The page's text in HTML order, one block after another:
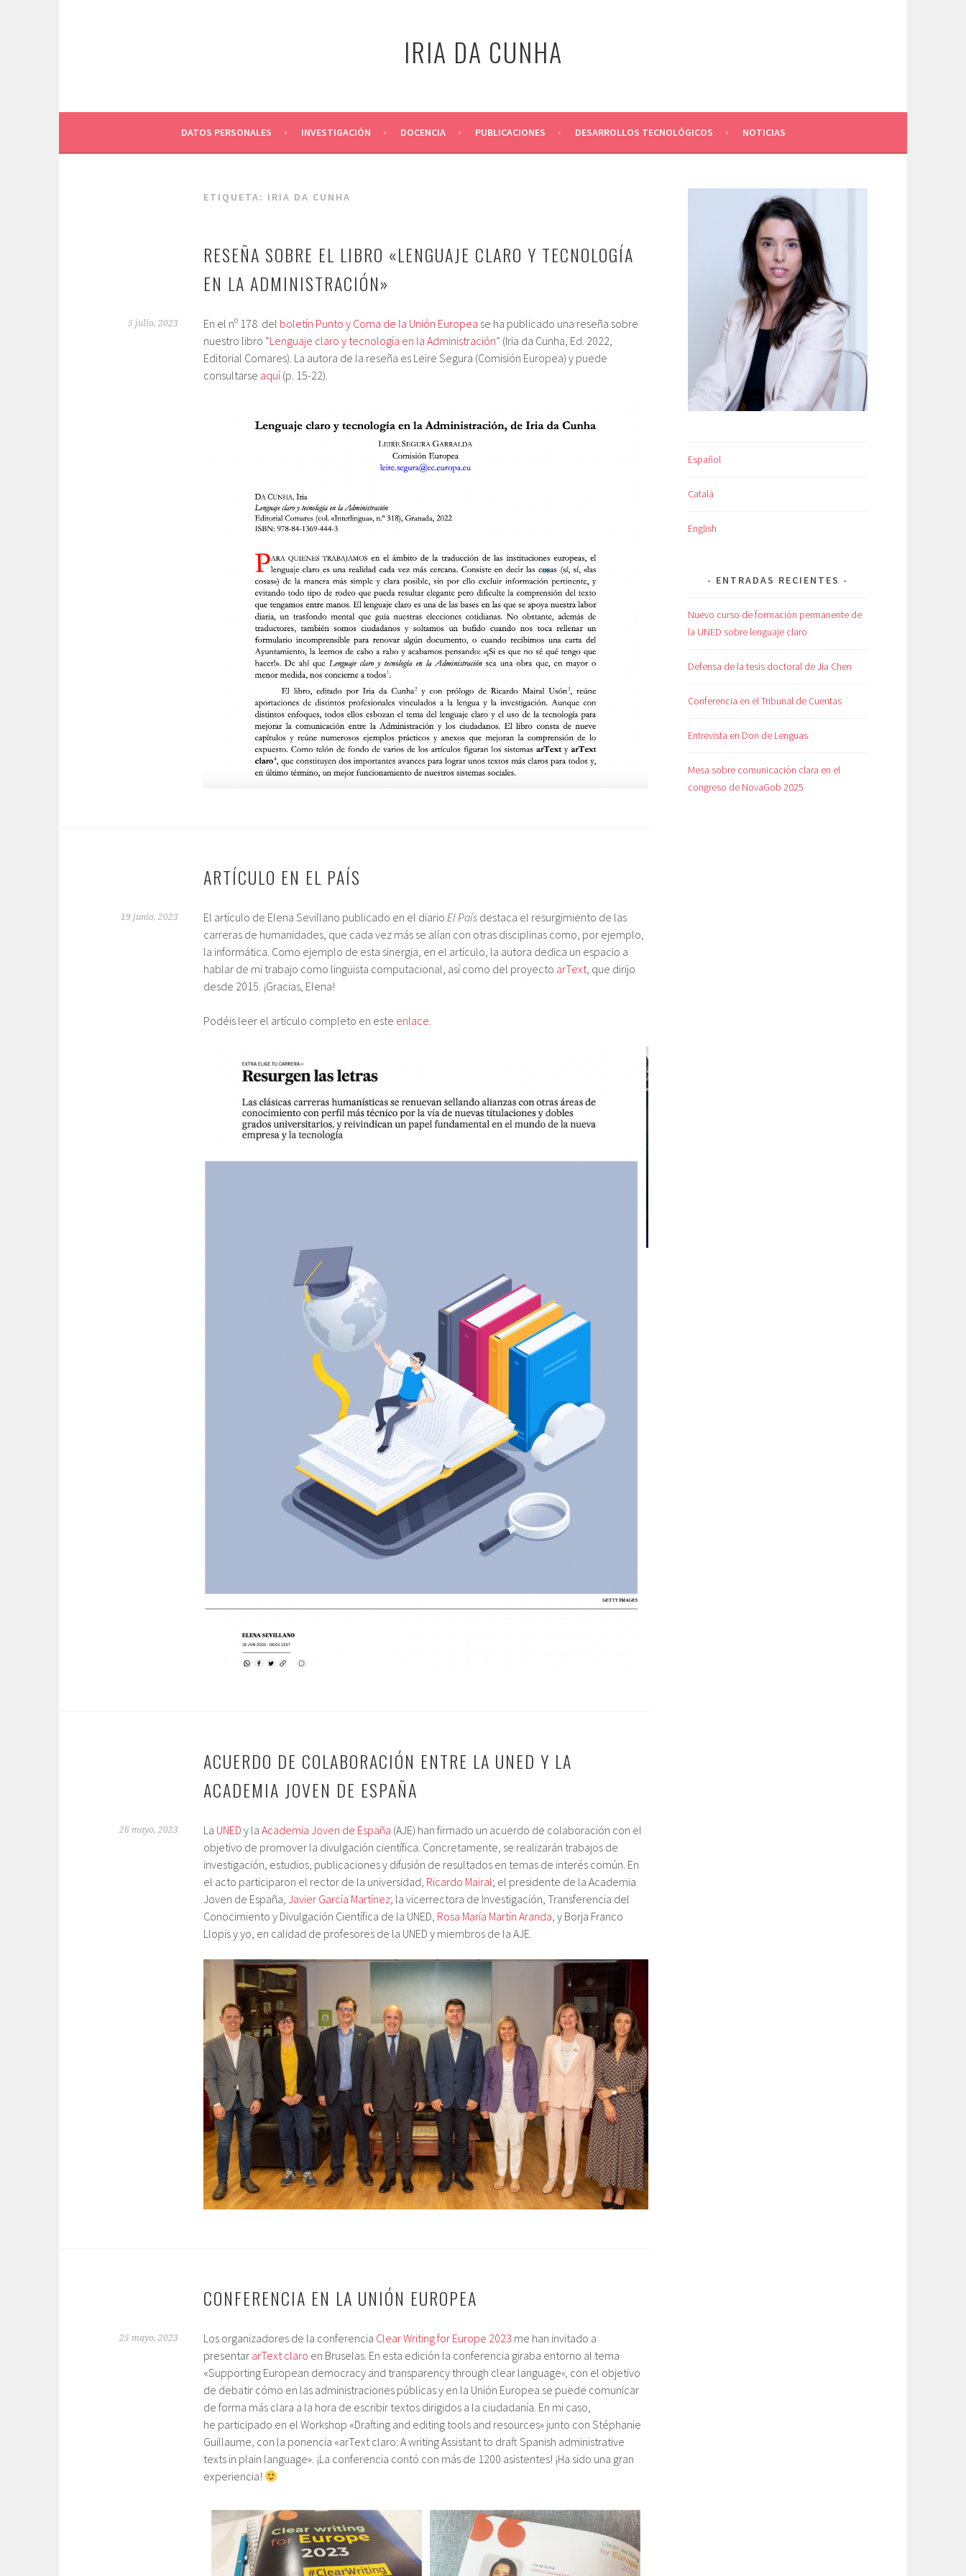
IRIA DA CUNHA
DATOS PERSONALES INVESTIGACIÓN DOCENCIA PUBLICACIONES DESARROLLOS TECNOLÓGICOS NOTICIAS
ETIQUETA: IRIA DA CUNHA
RESEÑA SOBRE EL LIBRO «LENGUAJE CLARO Y TECNOLOGÍA
EN LA ADMINISTRACIÓN»
5 julio, 2023 En el nº 178 del boletín Punto y Coma de la Unión Europea se ha publicado una reseña sobre
nuestro libro “Lenguaje claro y tecnología en la Administración” (Iria da Cunha, Ed. 2022,
Editorial Comares). La autora de la reseña es Leire Segura (Comisión Europea) y puede
consultarse aquí (p. 15-22).
ARTÍCULO EN EL PAÍS
19 junio, 2023 El artículo de Elena Sevillano publicado en el diario El País destaca el resurgimiento de las
carreras de humanidades, que cada vez más se alían con otras disciplinas como, por ejemplo,
la informática. Como ejemplo de esta sinergia, en el artículo, la autora dedica un espacio a
hablar de mi trabajo como lingüista computacional, así como del proyecto arText, que dirijo
desde 2015. ¡Gracias, Elena!
Podéis leer el artículo completo en este enlace.
ACUERDO DE COLABORACIÓN ENTRE LA UNED Y LA
ACADEMIA JOVEN DE ESPAÑA
26 mayo, 2023 La UNED y la Academia Joven de España (AJE) han firmado un acuerdo de colaboración con el
objetivo de promover la divulgación científica. Concretamente, se realizarán trabajos de
investigación, estudios, publicaciones y difusión de resultados en temas de interés común. En
el acto participaron el rector de la universidad, Ricardo Mairal; el presidente de la Academia
Joven de España, Javier García Martínez; la vicerrectora de Investigación, Transferencia del
Conocimiento y Divulgación Científica de la UNED, Rosa María Martín Aranda, y Borja Franco
Llopis y yo, en calidad de profesores de la UNED y miembros de la AJE.
CONFERENCIA EN LA UNIÓN EUROPEA
25 mayo, 2023 Los organizadores de la conferencia Clear Writing for Europe 2023 me han invitado a
presentar arText claro en Bruselas. En esta edición la conferencia giraba entorno al tema
«Supporting European democracy and transparency through clear language«, con el objetivo
de debatir cómo en las administraciones públicas y en la Unión Europea se puede comunicar
de forma más clara a la hora de escribir textos dirigidos a la ciudadanía. En mi caso,
he participado en el Workshop «Drafting and editing tools and resources» junto con Stéphanie
Guillaume, con la ponencia «arText claro: A writing Assistant to draft Spanish administrative
texts in plain language». ¡La conferencia contó con más de 1200 asistentes! ¡Ha sido una gran
experiencia!
Español
Català
English
ENTRADAS RECIENTES
Nuevo curso de formación permanente de
la UNED sobre lenguaje claro
Defensa de la tesis doctoral de Jia Chen
Conferencia en el Tribunal de Cuentas
Entrevista en Don de Lenguas
Mesa sobre comunicación clara en el
congreso de NovaGob 2025